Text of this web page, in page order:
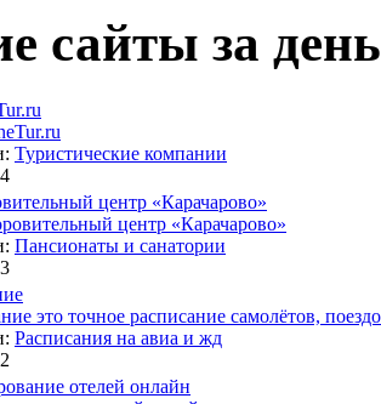
сайты за день
Туристические компании
центр «Карачарово»
Пансионаты и санатории
Расписания на авиа и жд
отелей онлайн